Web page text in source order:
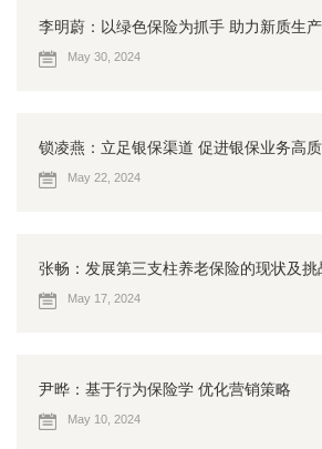
李明蔚：以绿色保险为抓手 助力新质生
May 30, 2024
锁凌燕：立足银保渠道 促进银保业务高
May 22, 2024
张畅：发展第三支柱养老保险的现状及挑
May 17, 2024
尹晔：基于行为保险学 优化营销策略
May 10, 2024